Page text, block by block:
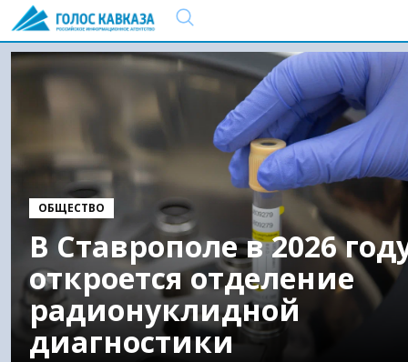
ОБЩЕСТВО
В Ставрополе в 2026
откроется отделение
радионуклидной
диагностики